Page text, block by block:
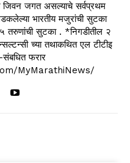
जिवन जगत असल्याचे सर्वप्रथम
भारतीय मजुरांची सुटका
५ तरुणांची सुटका . *निगडीतील २
च्या तथाकथित एल टीटीइ
संबधित फरार
MyMarathiNews/